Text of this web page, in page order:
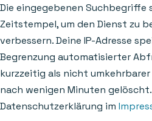
Die eingegebenen Suchbegriffe
Zeitstempel, um den Dienst zu
verbessern. Deine IP-Adresse
Begrenzung automatisierter
kurzzeitig als nicht
nach wenigen Minuten
Datenschutzerklärung im